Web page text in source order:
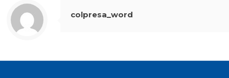
de
familia
de
3°
colpresa_word